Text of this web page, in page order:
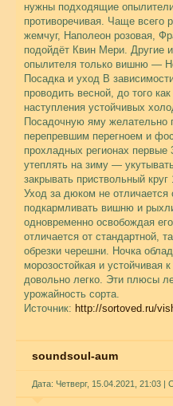
нужны подходящие
противоречивая. Чаще
жемчуг, Наполеон розовая,
подойдёт Квин Мери. Другие
опылителя только вишню —
Посадка и уход В
проводить весной, до того
наступления устойчивых
Посадочную яму желательно
перепревшим перегноем и
прохладных регионах
утеплять на зиму —
закрывать приствольный
Уход за дюком не отличается
подкармливать вишню и
одновременно освобождая
отличается от стандартной,
обрезки черешни. Ночка
морозостойкая и устойчивая
довольно легко. Эти плюсы
урожайность сорта.
Источник: http://sortoved.ru/
soundsoul-aum
Дата: Четверг, 15.04.2021, 21:03 |